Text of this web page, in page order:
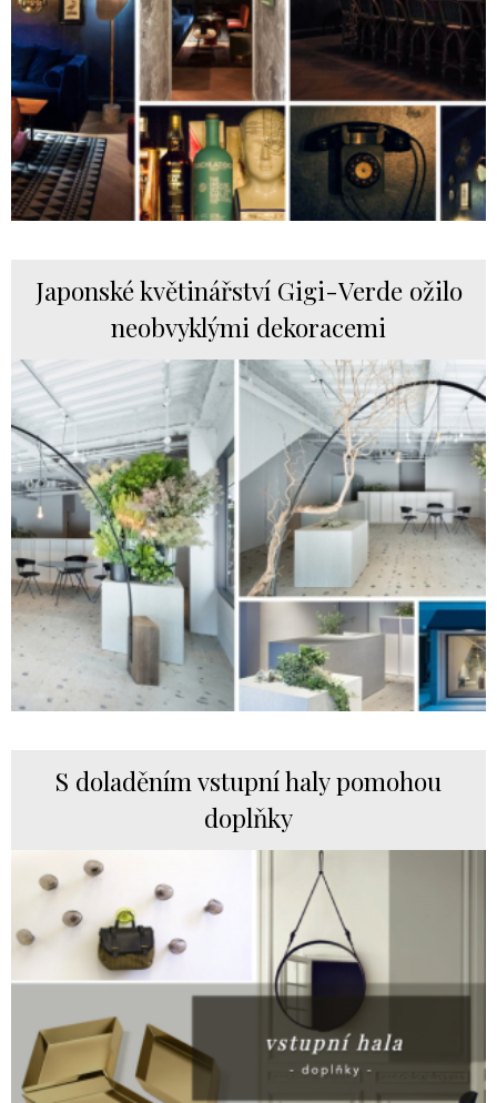
Japonské květinářství Gigi-Verde ožilo
neobvyklými dekoracemi
S doladěním vstupní haly pomohou
doplňky